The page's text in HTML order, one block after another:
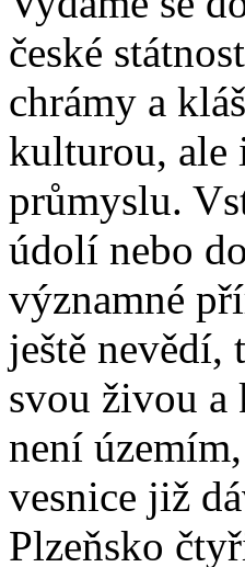
české
chrámy a
kulturou, ale
průmyslu.
údolí nebo
významné
ještě nevědí,
svou živou
není
vesnice již
Plzeňsko